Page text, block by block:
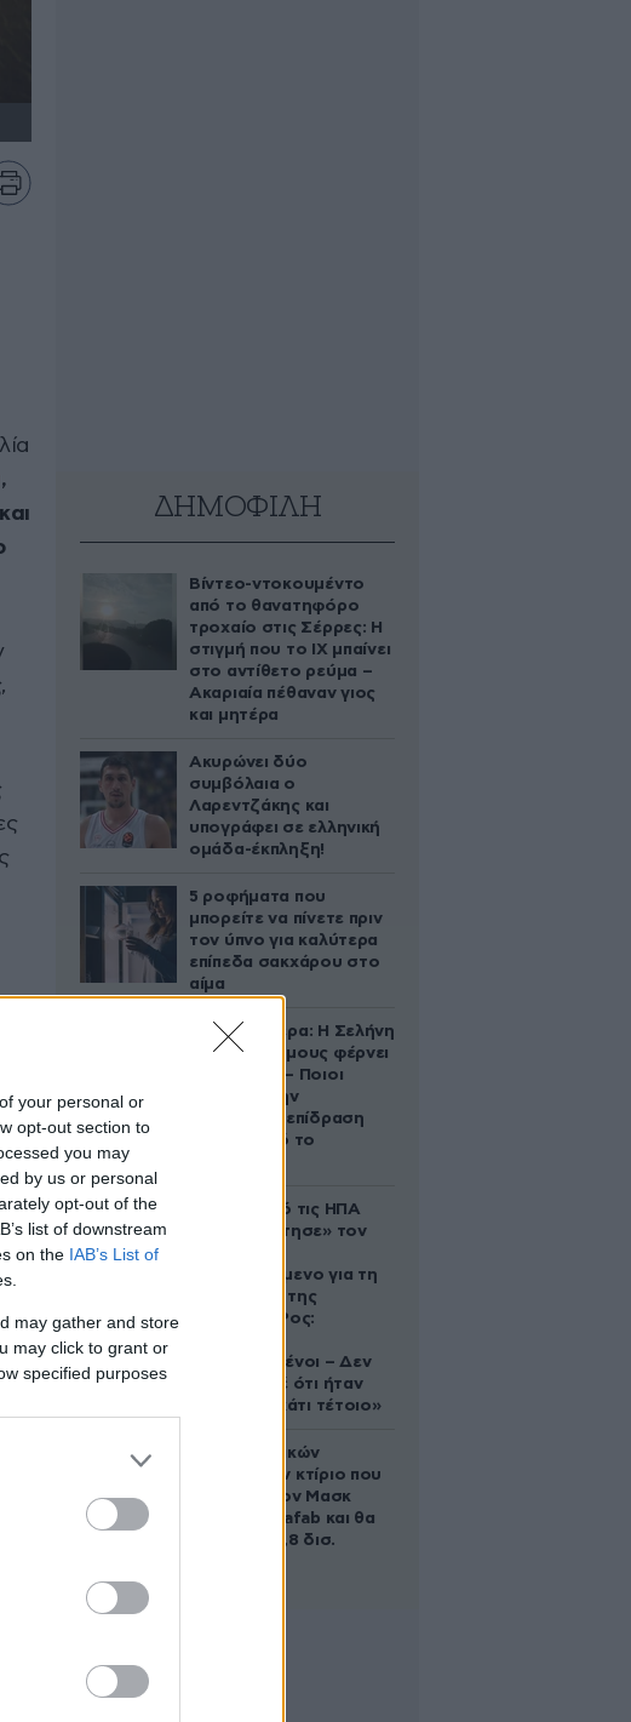
your personal or
opt-out section to
you may
by us or personal
opt-out of the
list of downstream
on the IAB’s List of
may gather and store
may click to grant or
specified purposes
,
ΔΗΜΟΦΙΛΗ
Βίντεο-ντοκουμέντο
από το θανατηφόρο
τροχαίο στις Σέρρες: Η
στιγμή που το ΙΧ μπαίνει
στο αντίθετο ρεύμα –
Ακαριαία πέθαναν γιος
και μητέρα
Ακυρώνει δύο
συμβόλαια ο
Λαρεντζάκης και
υπογράφει σε ελληνική
ομάδα-έκπληξη!
5 ροφήματα που
μπορείτε να πίνετε πριν
τον ύπνο για καλύτερα
επίπεδα σακχάρου στο
αίμα
Ζώδια σήμερα: Η Σελήνη
στους Διδύμους φέρνει
ανατροπές – Ποιοι
δέχονται την
ευεργετική επίδραση
του Δία από το
Ζευγάρι από τις ΗΠΑ
που «υιοθέτησε» τον
κατηγορούμενο για τη
δολοφονία της
Ελίζαμπεθ Ρος:
συντετριμμένοι – Δεν
έδειξε ποτέ ότι ήταν
ικανός για κάτι τέτοιο»
Το φαραωνικών
διαστάσεων κτίριο που
χτίζει ο Έλον Μασκ
λέγεται Terafab και θα
κοστίσει 16,8 δισ.